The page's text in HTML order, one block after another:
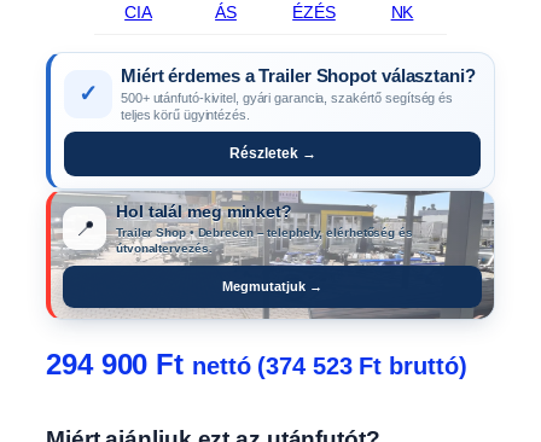
CIA
ÁS
ÉZÉS
NK
✓
Miért érdemes a Trailer Shopot választani?
500+ utánfutó-kivitel, gyári garancia, szakértő segítség és
teljes körű ügyintézés.
Részletek →
📍
Hol talál meg minket?
Trailer Shop • Debrecen – telephely, elérhetőség és
útvonaltervezés.
Megmutatjuk →
294 900 Ft nettó (374 523 Ft bruttó)